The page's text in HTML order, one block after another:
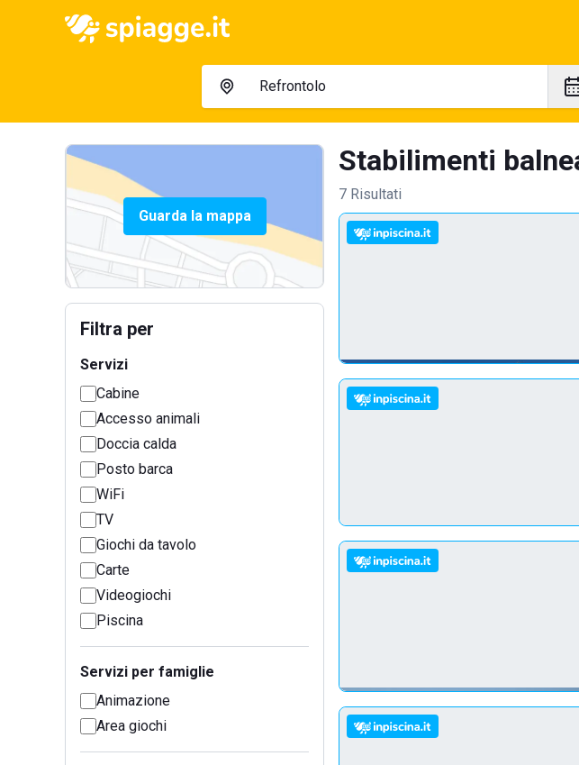
Guarda la mappa
Filtra per
Servizi
Cabine
Accesso animali
Doccia calda
Posto barca
WiFi
TV
Giochi da tavolo
Carte
Videogiochi
Piscina
Servizi per famiglie
Animazione
Area giochi
Stabilimenti
7 Risultati